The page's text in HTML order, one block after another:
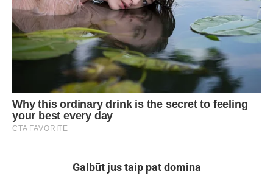
Galbūt jus taip pat domina